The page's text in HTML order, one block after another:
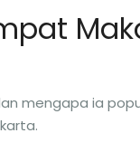
mengapa ia